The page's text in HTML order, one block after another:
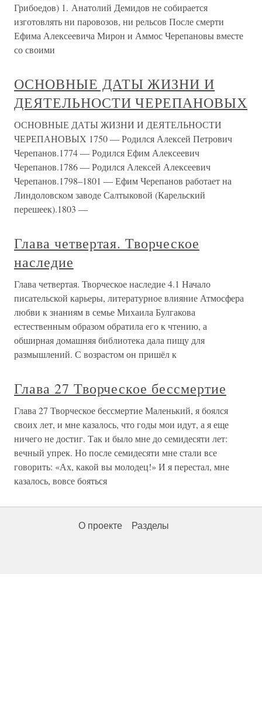
Грибоедов) 1. Анатолий Демидов не собирается
изготовлять ни паровозов, ни рельсов После смерти
Ефима Алексеевича Мирон и Аммос Черепановы вместе
со своими
ОСНОВНЫЕ ДАТЫ ЖИЗНИ И
ДЕЯТЕЛЬНОСТИ ЧЕРЕПАНОВЫХ
ОСНОВНЫЕ ДАТЫ ЖИЗНИ И ДЕЯТЕЛЬНОСТИ
ЧЕРЕПАНОВЫХ 1750 — Родился Алексей Петрович
Черепанов.1774 — Родился Ефим Алексеевич
Черепанов.1786 — Родился Алексей Алексеевич
Черепанов.1798–1801 — Ефим Черепанов работает на
Линдоловском заводе Салтыковой (Карельский
перешеек).1803 —
Глава четвертая. Творческое
наследие
Глава четвертая. Творческое наследие 4.1 Начало
писательской карьеры, литературное влияние Атмосфера
любви к знаниям в семье Михаила Булгакова
естественным образом обратила его к чтению, а
обширная домашняя библиотека дала пищу для
размышлений. С возрастом он пришёл к
Глава 27 Творческое бессмертие
Глава 27 Творческое бессмертие Маленький, я боялся
своих лет, и мне казалось, что годы мои идут, а я еще
ничего не достиг. Так и было мне до семидесяти лет:
вечный упрек. Но после семидесяти мне стали все
говорить: «Ах, какой вы молодец!» И я перестал, мне
казалось, вовсе бояться
О проекте Разделы